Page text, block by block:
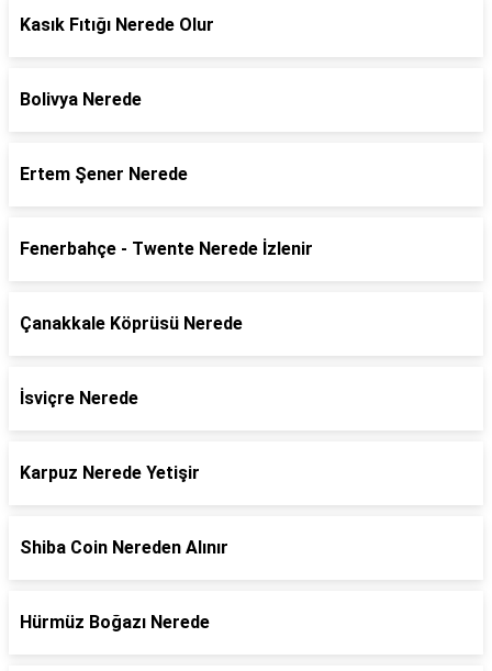
Kasık Fıtığı Nerede Olur
Bolivya Nerede
Ertem Şener Nerede
Fenerbahçe - Twente Nerede İzlenir
Çanakkale Köprüsü Nerede
İsviçre Nerede
Karpuz Nerede Yetişir
Shiba Coin Nereden Alınır
Hürmüz Boğazı Nerede